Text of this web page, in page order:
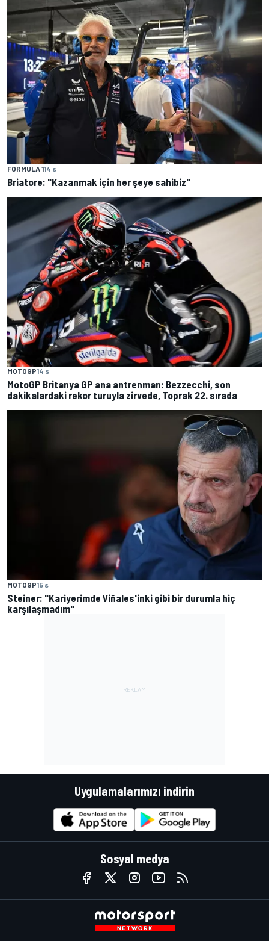
FORMULA 114 s
Briatore: "Kazanmak için her şeye sahibiz"
MOTOGP14 s
MotoGP Britanya GP ana antrenman: Bezzecchi, son
dakikalardaki rekor turuyla zirvede, Toprak 22. sırada
MOTOGP15 s
Steiner: "Kariyerimde Viñales'inki gibi bir durumla hiç
karşılaşmadım"
Uygulamalarımızı indirin
Sosyal medya